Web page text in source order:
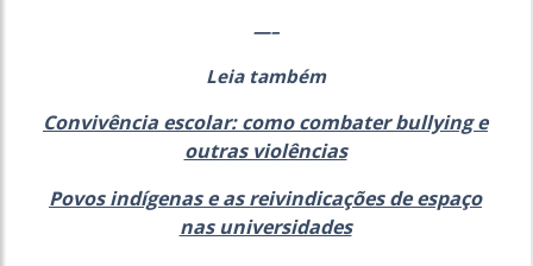
—–
Leia também
Convivência escolar: como combater bullying e
outras violências
Povos indígenas e as reivindicações de espaço
nas universidades